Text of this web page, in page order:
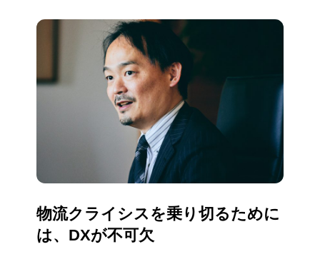
物流クライシスを乗り切るために
は、DXが不可欠